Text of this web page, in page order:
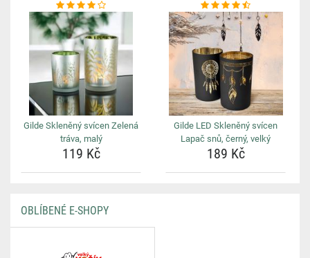
Gilde Skleněný svícen Zelená
tráva, malý
119 Kč
Gilde LED Skleněný svícen
Lapač snů, černý, velký
189 Kč
OBLÍBENÉ E-SHOPY